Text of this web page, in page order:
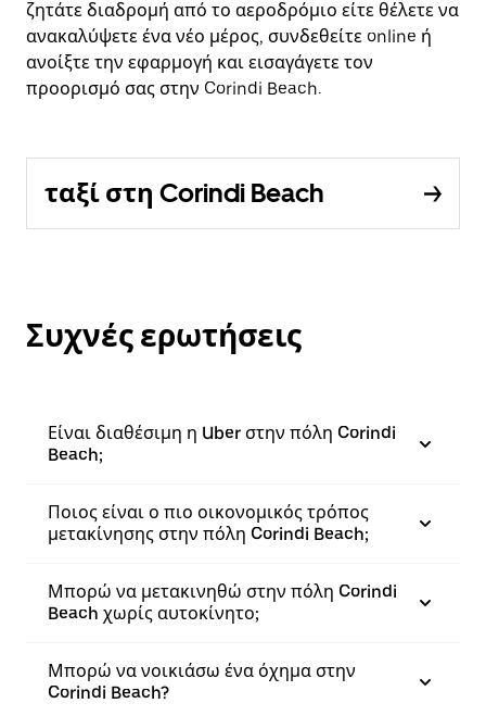
ζητάτε διαδρομή από το αεροδρόμιο είτε θέλετε να
ανακαλύψετε ένα νέο μέρος, συνδεθείτε online ή
ανοίξτε την εφαρμογή και εισαγάγετε τον
προορισμό σας στην Corindi Beach.
ταξί στη Corindi Beach
Συχνές ερωτήσεις
Είναι διαθέσιμη η Uber στην πόλη Corindi
Beach;
Ποιος είναι ο πιο οικονομικός τρόπος
μετακίνησης στην πόλη Corindi Beach;
Μπορώ να μετακινηθώ στην πόλη Corindi
Beach χωρίς αυτοκίνητο;
Μπορώ να νοικιάσω ένα όχημα στην
Corindi Beach?